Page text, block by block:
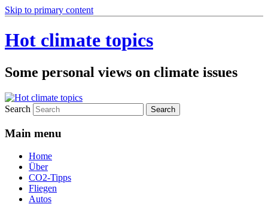
Skip to primary content
Hot climate topics
Some personal views on climate issues
Search
Main menu
Home
Über
CO2-Tipps
Fliegen
Autos